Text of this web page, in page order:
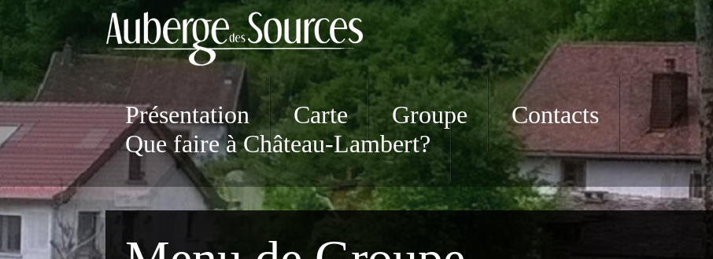
Présentation Carte Groupe
Contacts
Que faire à Château-Lambert?